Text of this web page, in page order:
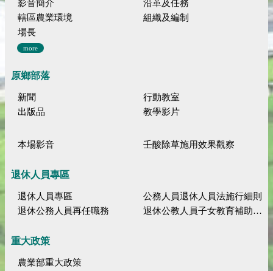
影音簡介
沿革及任務
轄區農業環境
組織及編制
場長
more
原鄉部落
新聞
行動教室
出版品
教學影片
本場影音 壬酸除草施用效果觀察
退休人員專區
退休人員專區
公務人員退休人員法施行細則
退休公務人員再任職務
退休公教人員子女教育補助規定
重大政策
農業部重大政策